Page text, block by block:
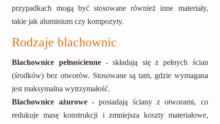
przypadkach mogą być stosowane również inne materiały,
takie jak aluminium czy kompozyty.
Rodzaje blachownic
Blachownice pełnościenne- składają się z pełnych ścian
(środków) bez otworów. Stosowane są tam, gdzie wymagana
jest maksymalna wytrzymałość.
Blachownice ażurowe- posiadają ściany z otworami, co
redukuje masę konstrukcji i zmniejsza koszty materiałowe,